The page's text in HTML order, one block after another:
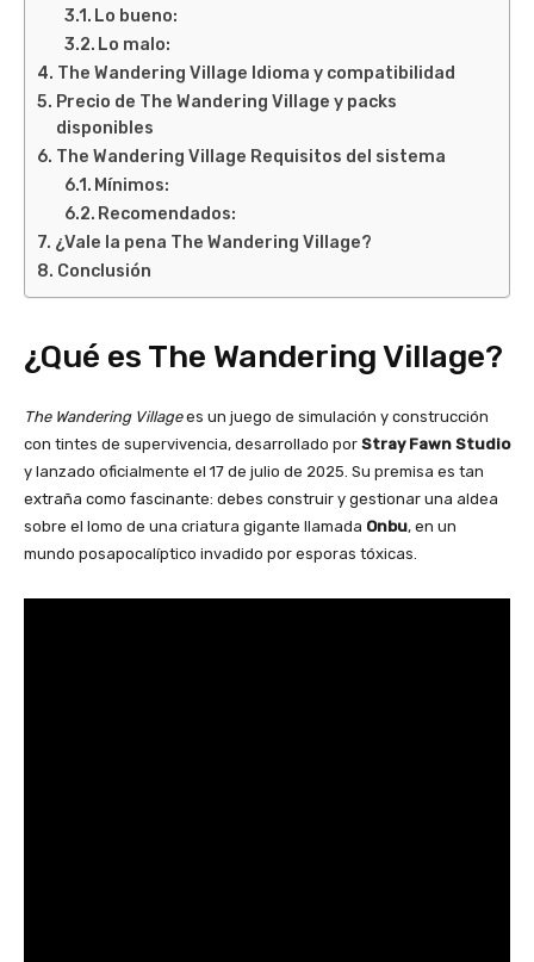
Lo bueno:
Lo malo:
The Wandering Village Idioma y compatibilidad
Precio de The Wandering Village y packs
disponibles
The Wandering Village Requisitos del sistema
Mínimos:
Recomendados:
¿Vale la pena The Wandering Village?
Conclusión
¿Qué es The Wandering Village?
The Wandering Villagees un juego de simulación y construcción
con tintes de supervivencia, desarrollado por Stray Fawn Studio
y lanzado oficialmente el 17 de julio de 2025. Su premisa es tan
extraña como fascinante: debes construir y gestionar una aldea
sobre el lomo de una criatura gigante llamada Onbu, en un
mundo posapocalíptico invadido por esporas tóxicas.